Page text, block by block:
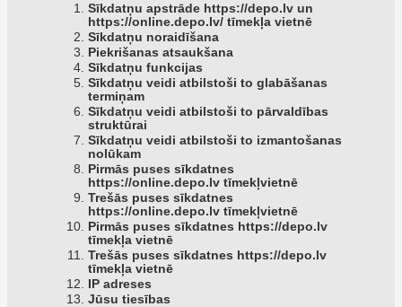
Sīkdatņu apstrāde https://depo.lv un
https://online.depo.lv/ tīmekļa vietnē
Sīkdatņu noraidīšana
Piekrišanas atsaukšana
Sīkdatņu funkcijas
Sīkdatņu veidi atbilstoši to glabāšanas
termiņam
Sīkdatņu veidi atbilstoši to pārvaldības
struktūrai
Sīkdatņu veidi atbilstoši to izmantošanas
nolūkam
Pirmās puses sīkdatnes
https://online.depo.lv tīmekļvietnē
Trešās puses sīkdatnes
https://online.depo.lv tīmekļvietnē
Pirmās puses sīkdatnes https://depo.lv
tīmekļa vietnē
Trešās puses sīkdatnes https://depo.lv
tīmekļa vietnē
IP adreses
Jūsu tiesības